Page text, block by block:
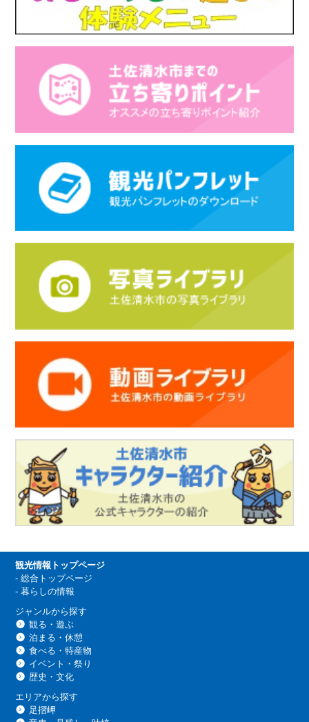
観光情報トップページ
-総合トップページ
-暮らしの情報
ジャンルから探す
観る・遊ぶ
泊まる・休憩
食べる・特産物
イベント・祭り
歴史・文化
エリアから探す
足摺岬